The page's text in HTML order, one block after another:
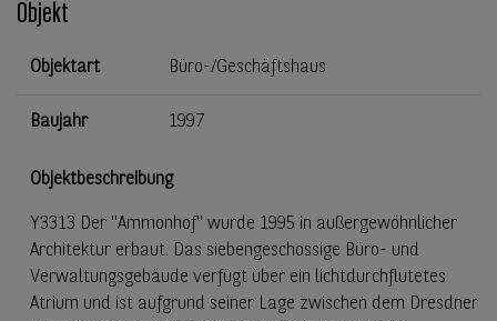
Objekt
Objektart Büro-/Geschäftshaus
Baujahr 1997
Objektbeschreibung
Y3313 Der "Ammonhof" wurde 1995 in außergewöhnlicher
Architektur erbaut. Das siebengeschossige Büro- und
Verwaltungsgebäude verfügt über ein lichtdurchflutetes
Atrium und ist aufgrund seiner Lage zwischen dem Dresdner